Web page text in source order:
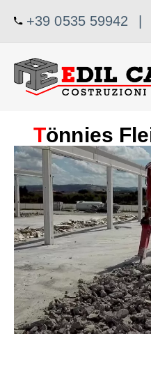
+39 0535 59942
Tönnies